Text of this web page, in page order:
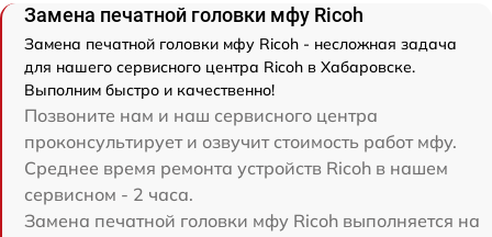
Замена печатной головки мфу Ricoh
Замена печатной головки мфу Ricoh - несложная задача
для нашего сервисного центра Ricoh в Хабаровске.
Выполним быстро и качественно!
Позвоните нам и наш сервисного центра
проконсультирует и озвучит стоимость работ мфу.
Среднее время ремонта устройств Ricoh в нашем
сервисном - 2 часа.
Замена печатной головки мфу Ricoh выполняется на